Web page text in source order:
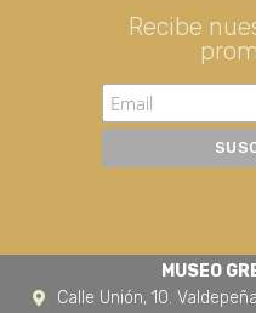
Recibe
MUSEO
Calle Unión, 10.